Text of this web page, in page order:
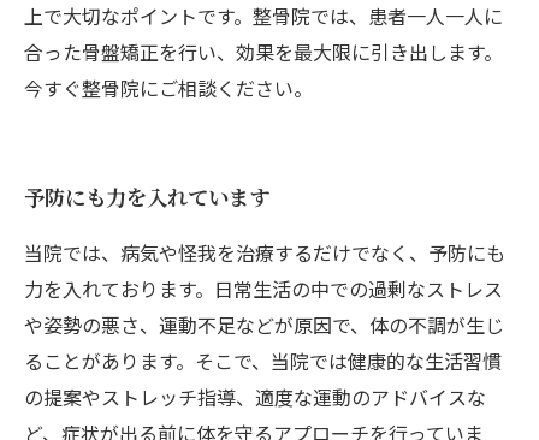
上で大切なポイントです。整骨院では、患者一人一人に
合った骨盤矯正を行い、効果を最大限に引き出します。
今すぐ整骨院にご相談ください。
予防にも力を入れています
当院では、病気や怪我を治療するだけでなく、予防にも
力を入れております。日常生活の中での過剰なストレス
や姿勢の悪さ、運動不足などが原因で、体の不調が生じ
ることがあります。そこで、当院では健康的な生活習慣
の提案やストレッチ指導、適度な運動のアドバイスな
ど、症状が出る前に体を守るアプローチを行っていま